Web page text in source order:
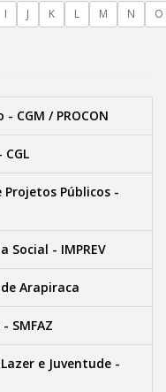
I J K L M N O
CGM / PROCON
Projetos Públicos -
- IMPREV
Arapiraca
SMFAZ
e Juventude -